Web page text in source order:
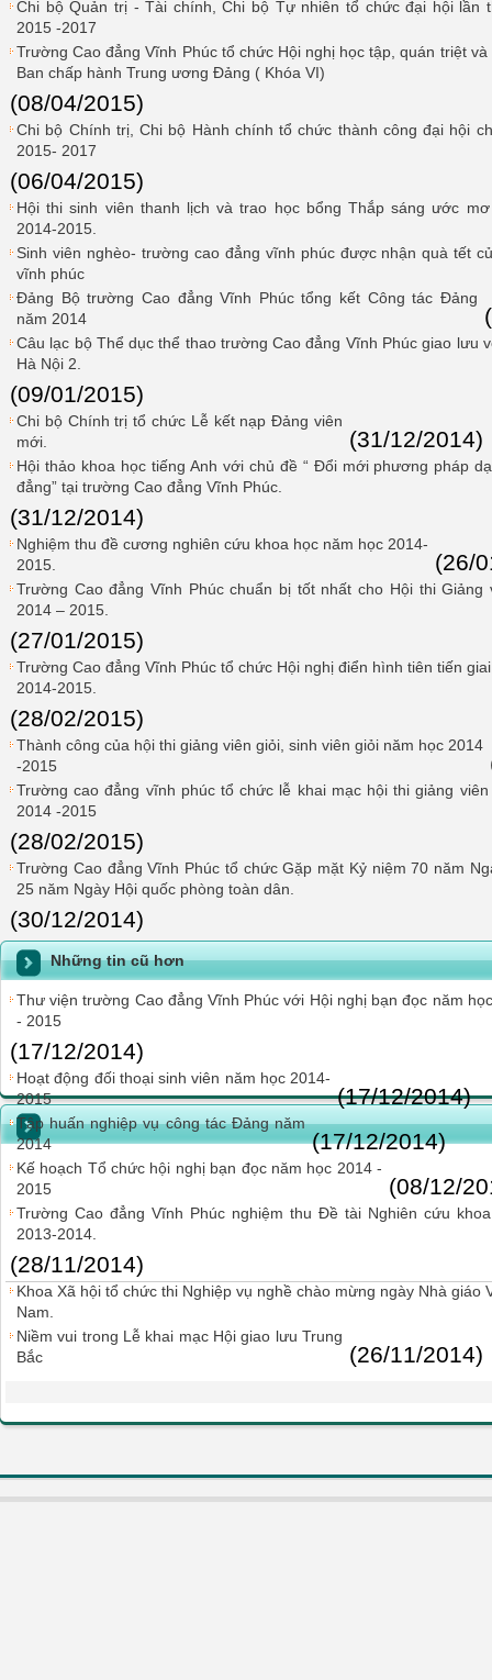
Chi bộ Quản trị - Tài chính, Chi bộ Tự nhiên tổ chức đại hội lần
2015 -2017
Trường Cao đẳng Vĩnh Phúc tổ chức Hội nghị học tập, quán triệt
Ban chấp hành Trung ương Đảng ( Khóa VI)
(08/04/2015)
Chi bộ Chính trị, Chi bộ Hành chính tổ chức thành công đại hội
2015- 2017
(06/04/2015)
Hội thi sinh viên thanh lịch và trao học bổng Thắp sáng ước
2014-2015.
Sinh viên nghèo- trường cao đẳng vĩnh phúc được nhận quà tết
vĩnh phúc
Đảng Bộ trường Cao đẳng Vĩnh Phúc tổng kết Công tác Đảng
năm 2014
Câu lạc bộ Thể dục thể thao trường Cao đẳng Vĩnh Phúc giao lưu
Hà Nội 2.
(09/01/2015)
Chi bộ Chính trị tổ chức Lễ kết nạp Đảng viên
mới.
(31/12/2014)
Hội thảo khoa học tiếng Anh với chủ đề “ Đổi mới phương pháp
đẳng” tại trường Cao đẳng Vĩnh Phúc.
(31/12/2014)
Nghiệm thu đề cương nghiên cứu khoa học năm học 2014-
2015.
(26/
Trường Cao đẳng Vĩnh Phúc chuẩn bị tốt nhất cho Hội thi Giảng
2014 – 2015.
(27/01/2015)
Trường Cao đẳng Vĩnh Phúc tổ chức Hội nghị điển hình tiên tiến
2014-2015.
(28/02/2015)
Thành công của hội thi giảng viên giỏi, sinh viên giỏi năm học 2014
-2015
Trường cao đẳng vĩnh phúc tổ chức lễ khai mạc hội thi giảng
2014 -2015
(28/02/2015)
Trường Cao đẳng Vĩnh Phúc tổ chức Gặp mặt Kỷ niệm 70 năm
25 năm Ngày Hội quốc phòng toàn dân.
(30/12/2014)
Những tin cũ hơn
Thư viện trường Cao đẳng Vĩnh Phúc với Hội nghị bạn đọc năm
- 2015
(17/12/2014)
Hoạt động đối thoại sinh viên năm học 2014-
2015
(17/12/2014)
Tập huấn nghiệp vụ công tác Đảng năm
2014
(17/12/2014)
Kế hoạch Tổ chức hội nghị bạn đọc năm học 2014 -
2015
(08/12/
Trường Cao đẳng Vĩnh Phúc nghiệm thu Đề tài Nghiên cứu
2013-2014.
(28/11/2014)
Khoa Xã hội tổ chức thi Nghiệp vụ nghề chào mừng ngày Nhà giáo
Nam.
Niềm vui trong Lễ khai mạc Hội giao lưu Trung
Bắc
(26/11/2014)